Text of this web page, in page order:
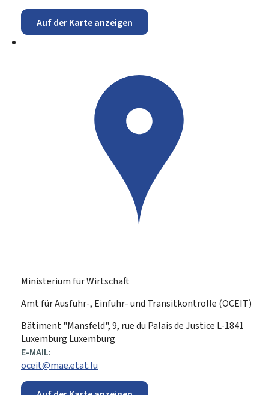
Auf der Karte anzeigen
Ministerium für Wirtschaft
Amt für Ausfuhr-, Einfuhr- und Transitkontrolle (OCEIT)
ADRESSE:
Bâtiment "Mansfeld", 9, rue du Palais de Justice L-1841
Luxemburg Luxemburg
E-MAIL:
oceit@mae.etat.lu